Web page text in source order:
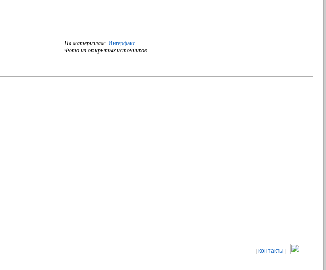
По материалам: Интерфакс
Фото из открытых источников
| контакты |